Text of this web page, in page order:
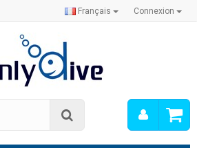
Connexion
Français
Mon